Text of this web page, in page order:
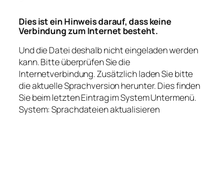
Dies ist ein Hinweis darauf, dass keine
Verbindung zum Internet besteht.
Und die Datei deshalb nicht eingeladen werden
kann. Bitte überprüfen Sie die
Internetverbindung. Zusätzlich laden Sie bitte
die aktuelle Sprachversion herunter. Dies finden
Sie beim letzten Eintrag im System Untermenü.
System: Sprachdateien aktualisieren